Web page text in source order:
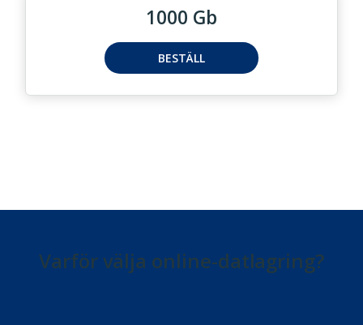
1000 Gb
BESTÄLL
Varför välja online-datlagring?